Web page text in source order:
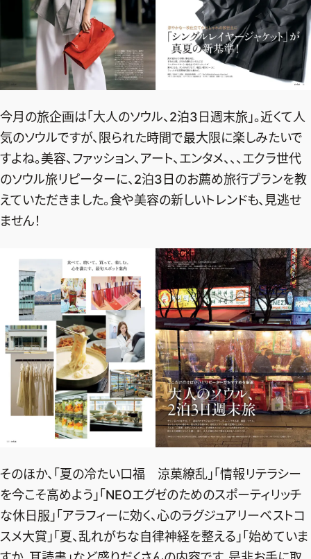
今月の旅企画は「大人のソウル、2泊3日週末旅」。近くて人
気のソウルですが、限られた時間で最大限に楽しみたいで
すよね。美容、ファッション、アート、エンタメ、、、エクラ世代
のソウル旅リピーターに、2泊3日のお薦め旅行プランを教
えていただきました。食や美容の新しいトレンドも、見逃せ
ません！
そのほか、「夏の冷たい口福 涼菓繚乱」「情報リテラシー
を今こそ高めよう」「NEOエグゼのためのスポーティリッチ
な休日服」「アラフィーに効く、心のラグジュアリーベストコ
スメ大賞」「夏、乱れがちな自律神経を整える」「始めていま